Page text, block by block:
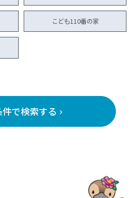
こども110番の家
件で検索する keyboard_arrow_right